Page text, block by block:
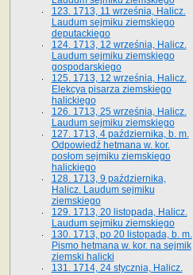
123. 1713, 11 września, Halicz.
Laudum sejmiku ziemskiego
deputackiego
124. 1713, 12 września, Halicz.
Laudum sejmiku ziemskiego
gospodarskiego
125. 1713, 12 września, Halicz.
Elekcya pisarza ziemskiego
halickiego
126. 1713, 25 września, Halicz.
Laudum sejmiku ziemskiego
127. 1713, 4 października, b. m.
Odpowiedź hetmana w. kor.
posłom sejmiku ziemskiego
halickiego
128. 1713, 9 października,
Halicz. Laudum sejmiku
ziemskiego
129. 1713, 20 listopada, Halicz.
Laudum sejmiku ziemskiego
130. 1713, po 20 listopada, b. m.
Pismo hetmana w. kor. na sejmik
ziemski halicki
131. 1714, 24 stycznia, Halicz.